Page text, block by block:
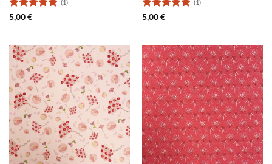
Rating:
(1)
5,00€ Rating:
(1)
5,00€